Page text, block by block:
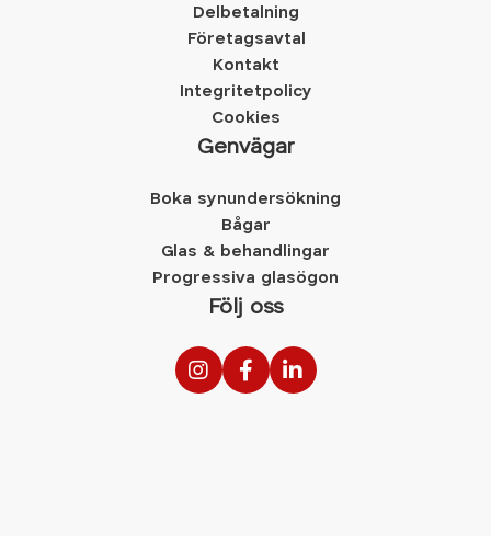
Delbetalning
Företagsavtal
Kontakt
Integritetpolicy
Cookies
Genvägar
Boka synundersökning
Bågar
Glas & behandlingar
Progressiva glasögon
Följ oss